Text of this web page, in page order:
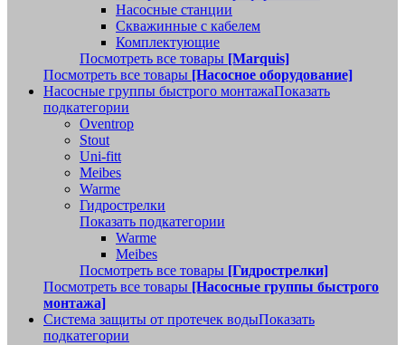
Насосные станции
Скважинные с кабелем
Комплектующие
Посмотреть все товары [Marquis]
Посмотреть все товары [Насосное оборудование]
Насосные группы быстрого монтажаПоказать
подкатегории
Oventrop
Stout
Uni-fitt
Meibes
Warme
Гидрострелки
Показать подкатегории
Warme
Meibes
Посмотреть все товары [Гидрострелки]
Посмотреть все товары [Насосные группы быстрого
монтажа]
Система защиты от протечек водыПоказать
подкатегории